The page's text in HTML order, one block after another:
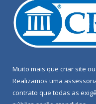
Muito mais que criar site ou
Realizamos uma
contrato que todas as